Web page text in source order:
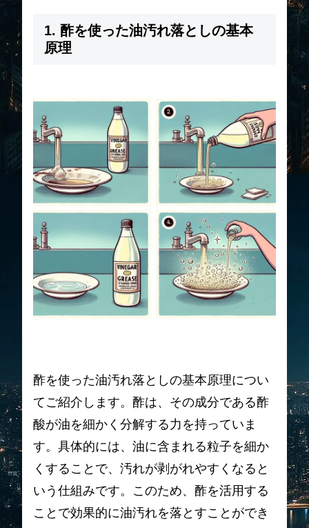
1. 酢を使った油汚れ落としの基本
原理
酢を使った油汚れ落としの基本原理につい
てご紹介します。酢は、その成分である酢
酸が油を細かく分解する力を持っていま
す。具体的には、油に含まれる粒子を細か
くすることで、汚れが剥がれやすくなると
いう仕組みです。このため、酢を活用する
ことで効果的に油汚れを落とすことができ